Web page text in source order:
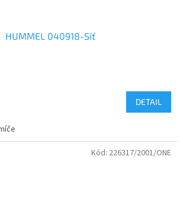
HUMMEL 040918-Síť
DETAIL
Kód: 226317/2001/ONE